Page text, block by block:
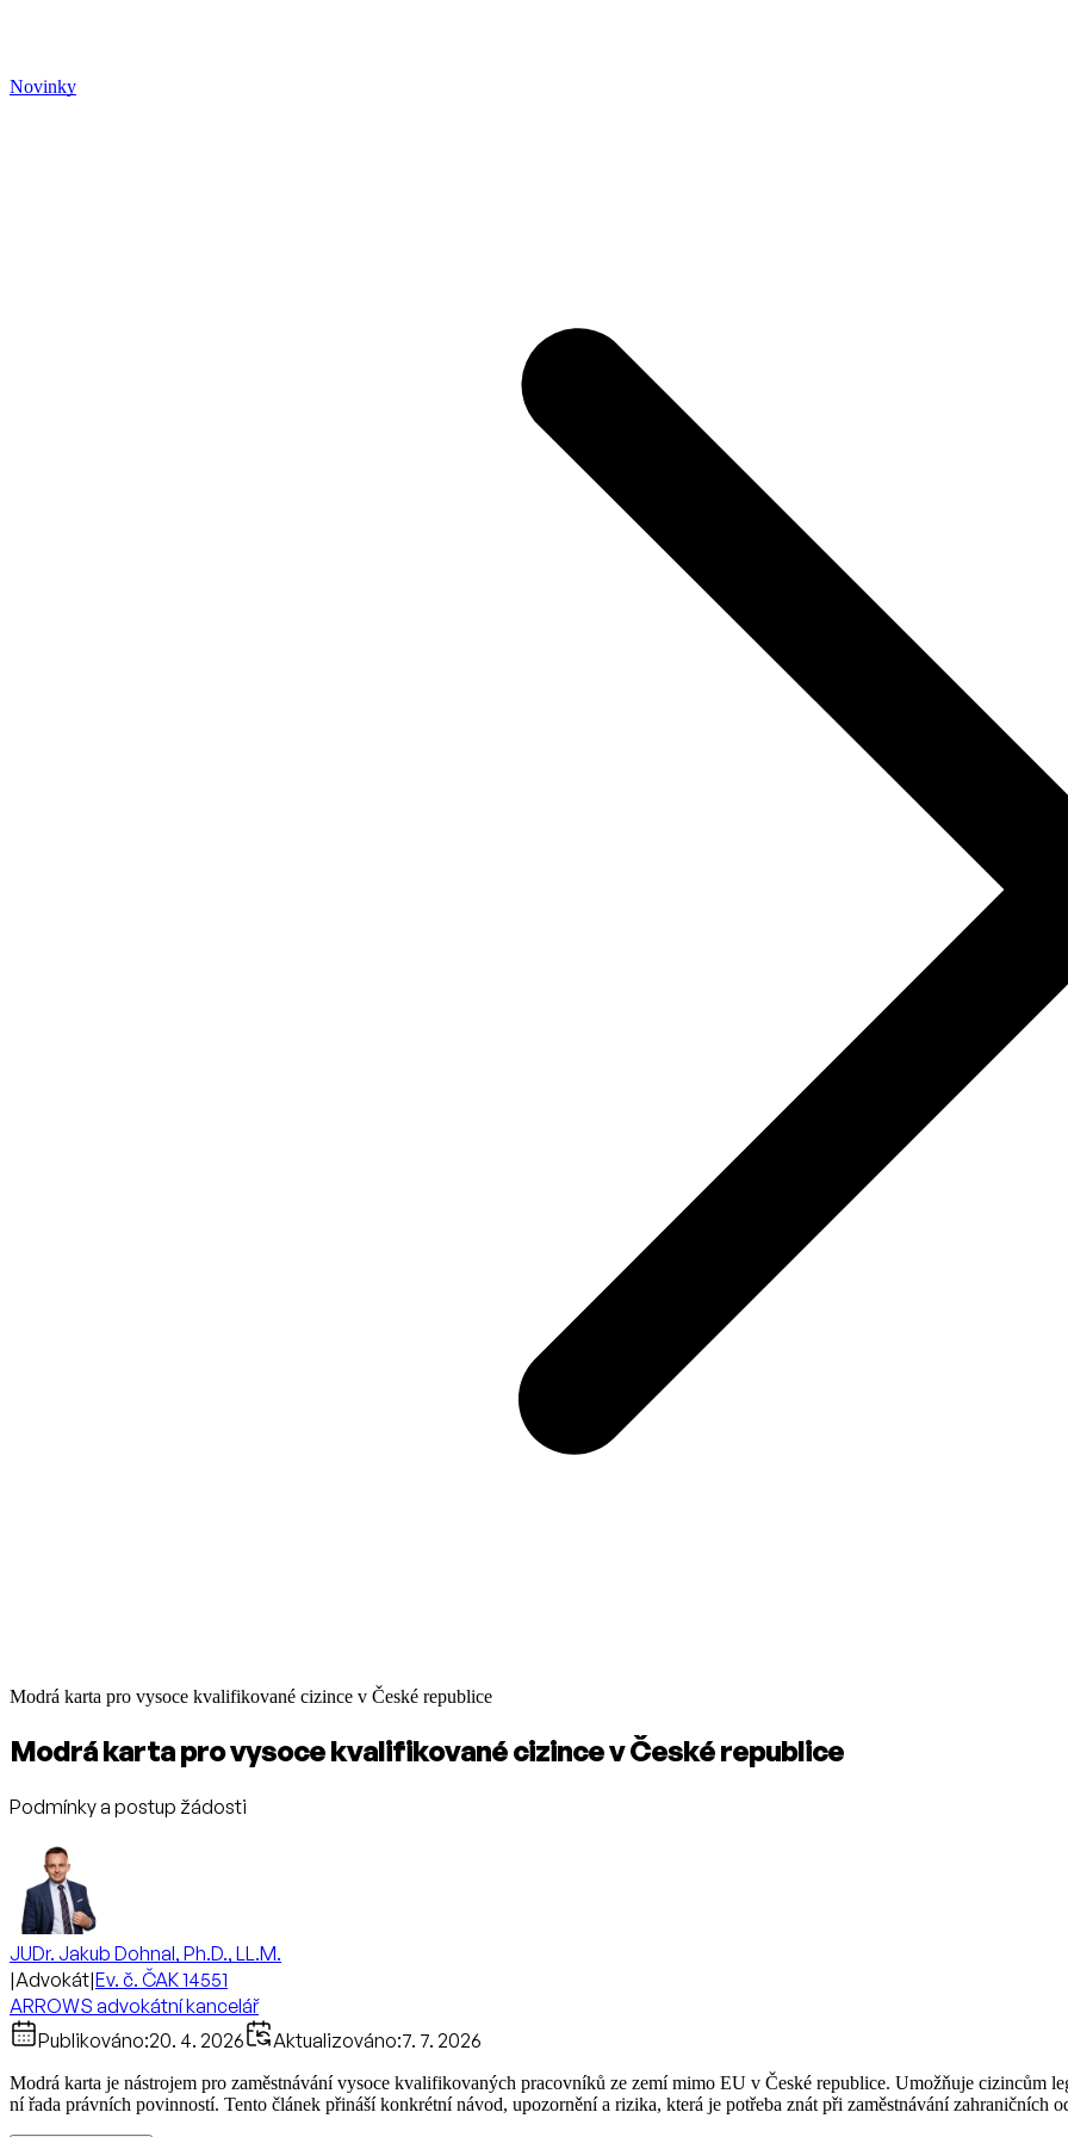
Novinky
Modrá karta pro vysoce kvalifikované cizince v České republice
Modrá karta pro vysoce kvalifikované cizince v České republice
Podmínky a postup žádosti
JUDr. Jakub Dohnal, Ph.D., LL.M.
|Advokát|Ev. č. ČAK 14551
ARROWS advokátní kancelář
Publikováno:20. 4. 2026 Aktualizováno:7. 7. 2026
Modrá karta je nástrojem pro zaměstnávání vysoce kvalifikovaných pracovníků ze zemí mimo EU v České republice. Umožňuje cizincům
ní řada právních povinností. Tento článek přináší konkrétní návod, upozornění a rizika, která je potřeba znát při zaměstnávání zahraničních